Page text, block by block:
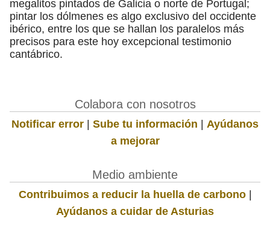
megalitos pintados de Galicia o norte de Portugal;
pintar los dólmenes es algo exclusivo del occidente
ibérico, entre los que se hallan los paralelos más
precisos para este hoy excepcional testimonio
cantábrico.
Colabora con nosotros
Notificar error | Sube tu información | Ayúdanos
a mejorar
Medio ambiente
Contribuimos a reducir la huella de carbono|
Ayúdanos a cuidar de Asturias